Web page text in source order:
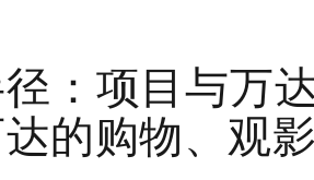
：项目与万
的购物、观